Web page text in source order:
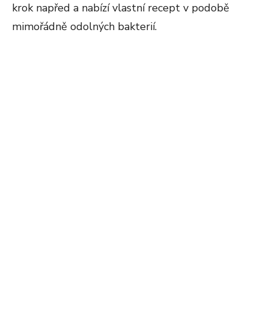
krok napřed a nabízí vlastní recept v podobě
mimořádně odolných bakterií.